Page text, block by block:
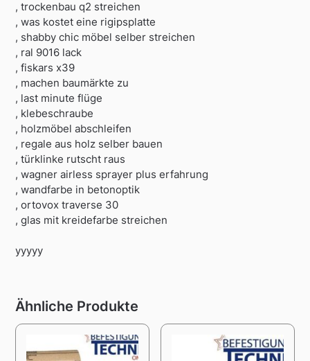
, trockenbau q2 streichen
, was kostet eine rigipsplatte
, shabby chic möbel selber streichen
, ral 9016 lack
, fiskars x39
, machen baumärkte zu
, last minute flüge
, klebeschraube
, holzmöbel abschleifen
, regale aus holz selber bauen
, türklinke rutscht raus
, wagner airless sprayer plus erfahrung
, wandfarbe in betonoptik
, ortovox traverse 30
, glas mit kreidefarbe streichen
yyyyy
Ähnliche Produkte